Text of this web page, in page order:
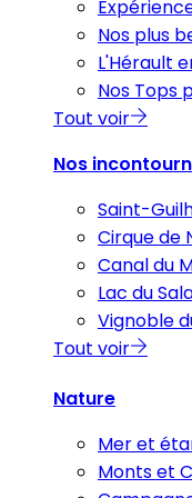
Nos plus
L'Hérault
Nos Tops
Tout voir
Nos
Saint-
Cirque de
Canal du
Lac du
Vignoble
Tout voir
Nature
Mer et
Monts et